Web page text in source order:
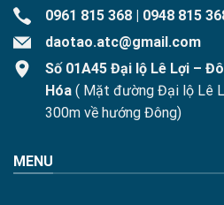
0961 815 368 | 0948 815
daotao.atc@gmail.com
Số 01A45 Đại lộ Lê Lợi –
Hóa ( Mặt đường Đại lộ Lê
300m về hướng Đông)
MENU